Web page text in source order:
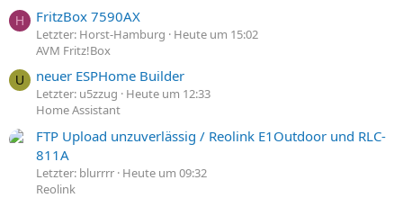
H FritzBox 7590AX
Letzter: Horst-Hamburg
Heute um 15:02
AVM Fritz!Box
U neuer ESPHome Builder
Letzter: u5zzug
Heute um 12:33
Home Assistant
FTP Upload unzuverlässig / Reolink E1Outdoor und RLC-
811A
Letzter: blurrrr Heute um 09:32
Reolink